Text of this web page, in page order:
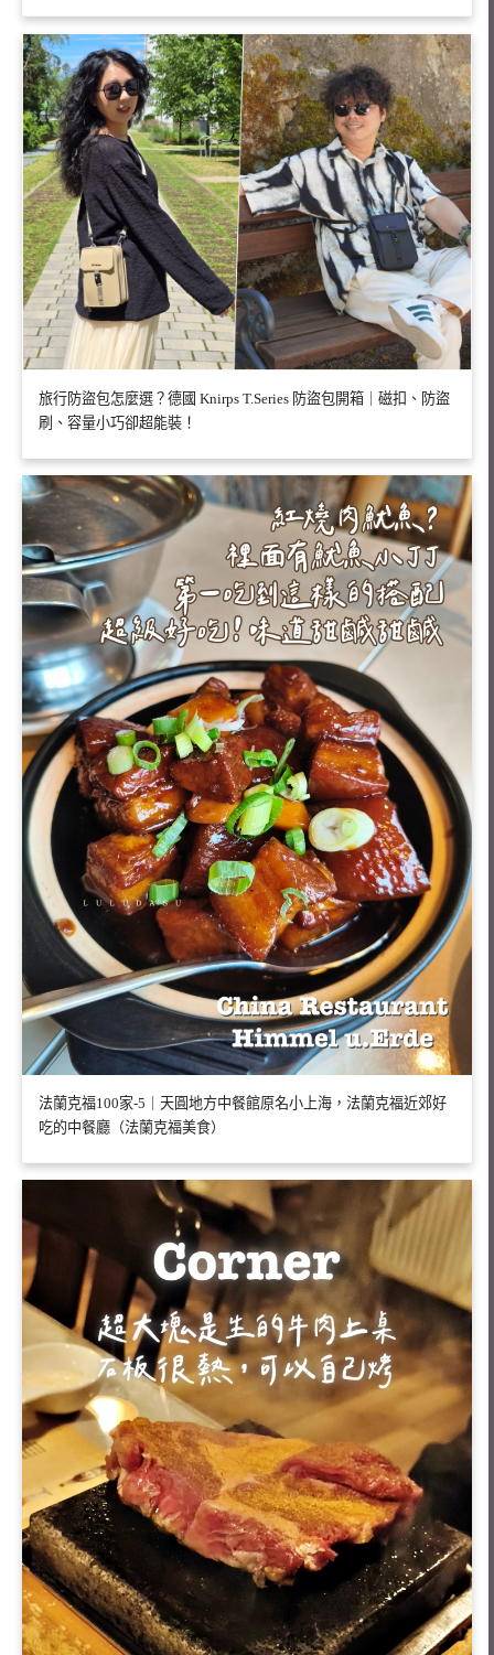
旅行防盜包怎麼選？德國 Knirps T.Series 防盜包開箱｜磁扣、防盜
刷、容量小巧卻超能裝！
法蘭克福100家-5｜天圓地方中餐館原名小上海，法蘭克福近郊好
吃的中餐廳（法蘭克福美食）